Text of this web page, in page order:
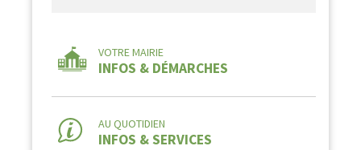
VOTRE MAIRIE
INFOS & DÉMARCHES
AU QUOTIDIEN
INFOS & SERVICES